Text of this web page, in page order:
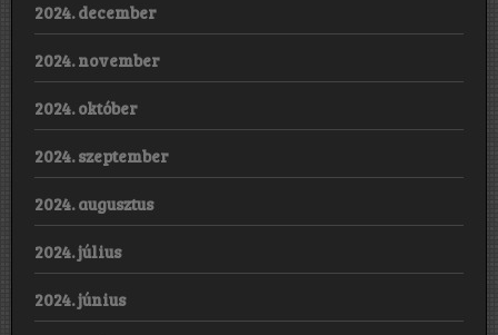
2024. december
2024. november
2024. október
2024. szeptember
2024. augusztus
2024. július
2024. június